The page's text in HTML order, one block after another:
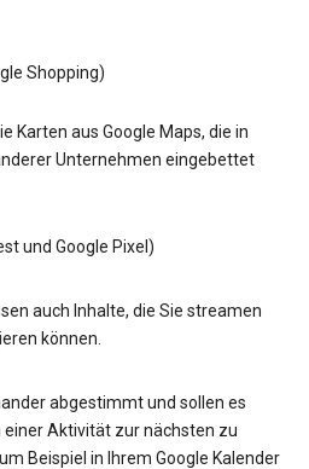
Shopping)
Karten aus Google Maps, die in
Unternehmen eingebettet
und Google Pixel)
auch Inhalte, die Sie streamen
können.
abgestimmt und sollen es
einer Aktivität zur nächsten zu
Beispiel in Ihrem Google Kalender